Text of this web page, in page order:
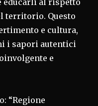
educarli al rispetto
territorio. Questo
e cultura,
i sapori autentici
e
“Regione